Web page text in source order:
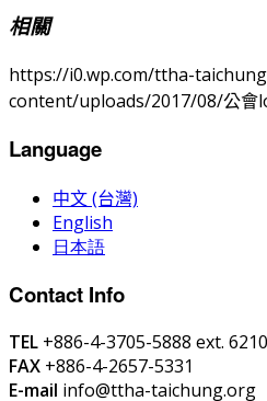
相關
https://i0.wp.com/ttha-
content/uploads/2017/08/公會
Language
中文 (台灣)
English
日本語
Contact Info
TEL +886-4-3705-5888 ext. 6210
FAX +886-4-2657-5331
E-mail info@ttha-taichung.org